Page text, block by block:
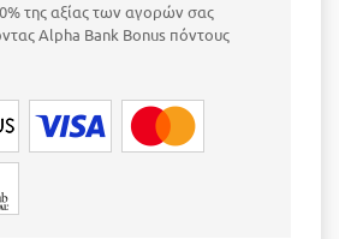
της αξίας των αγορών σας
Alpha Bank Bonus πόντους